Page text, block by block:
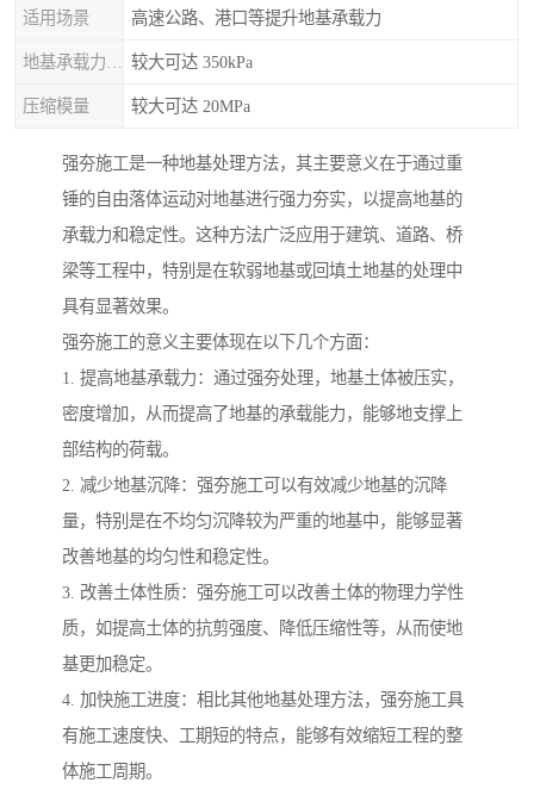
适用场景 高速公路、港口等提升地基承载力
较大可达 350kPa
压缩模量 较大可达 20MPa
强夯施工是一种地基处理方法，其主要意义在于通过重
锤的自由落体运动对地基进行强力夯实，以提高地基的
承载力和稳定性。这种方法广泛应用于建筑、道路、桥
梁等工程中，特别是在软弱地基或回填土地基的处理中
具有显著效果。
强夯施工的意义主要体现在以下几个方面：
1. 提高地基承载力：通过强夯处理，地基土体被压实，
密度增加，从而提高了地基的承载能力，能够地支撑上
部结构的荷载。
2. 减少地基沉降：强夯施工可以有效减少地基的沉降
量，特别是在不均匀沉降较为严重的地基中，能够显著
改善地基的均匀性和稳定性。
3. 改善土体性质：强夯施工可以改善土体的物理力学性
质，如提高土体的抗剪强度、降低压缩性等，从而使地
基更加稳定。
4. 加快施工进度：相比其他地基处理方法，强夯施工具
有施工速度快、工期短的特点，能够有效缩短工程的整
体施工周期。